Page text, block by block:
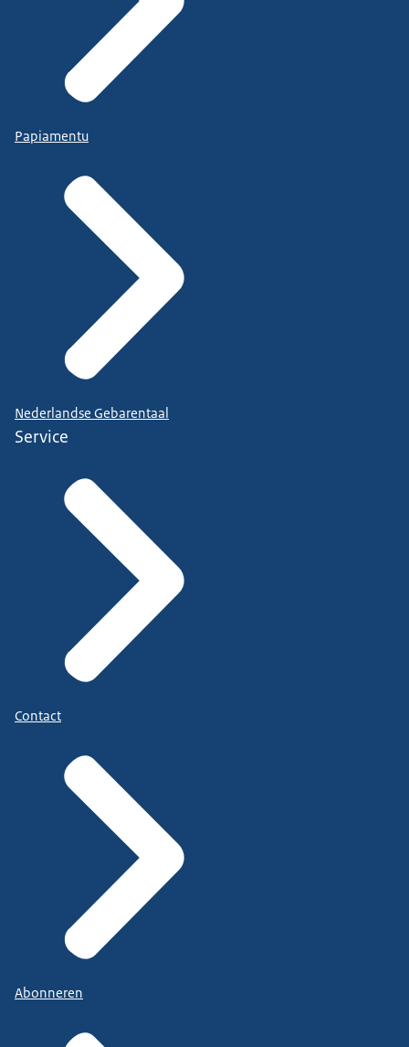
Papiamentu
Nederlandse Gebarentaal
Service
Contact
Abonneren